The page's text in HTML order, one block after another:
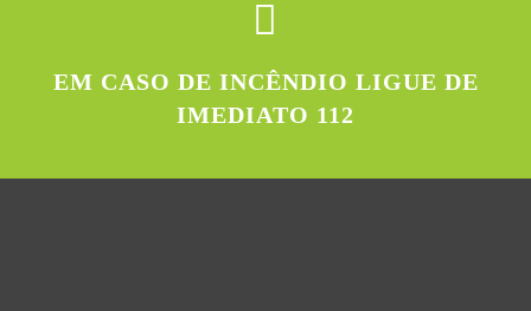
EM CASO DE INCÊNDIO LIGUE DE
IMEDIATO 112